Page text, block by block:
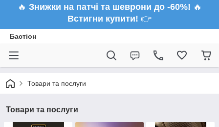
🔥 Знижки на патчі та шеврони до -60%! 🔥
Встигни купити! 👉
Бастіон
Товари та послуги
Товари та послуги